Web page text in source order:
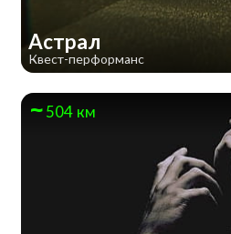
Астрал
Квест-перформанс
504 км